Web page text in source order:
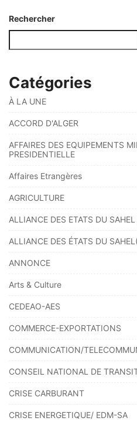
Rechercher
Catégories
À LA UNE
ACCORD D'ALGER
AFFAIRES DES EQUIPEMENTS
PRESIDENTIELLE
Affaires Etrangères
AGRICULTURE
ALLIANCE DES ETATS DU SAHEL
ALLIANCE DES ÉTATS DU
ANNONCE
Arts & Culture
CEDEAO-AES
COMMERCE-EXPORTATIONS
COMMUNICATION/
CONSEIL NATIONAL DE
CRISE CARBURANT
CRISE ENERGETIQUE/ EDM-SA